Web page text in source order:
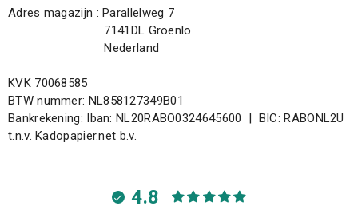
Adres magazijn : Parallelweg 7
7141DL Groenlo
Nederland
KVK 70068585
BTW nummer: NL858127349B01
Bankrekening: Iban: NL20RABO0324645600 | BIC: RABONL2U
t.n.v. Kadopapier.net b.v.
4.8